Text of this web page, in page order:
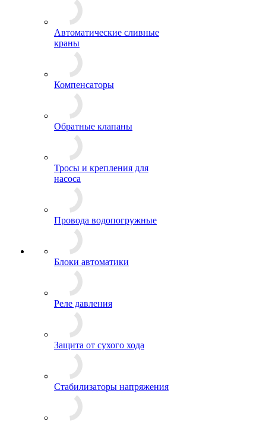
Автоматические сливные
краны
Компенсаторы
Обратные клапаны
Тросы и крепления для
насоса
Провода водопогружные
Блоки автоматики
Реле давления
Защита от сухого хода
Стабилизаторы напряжения